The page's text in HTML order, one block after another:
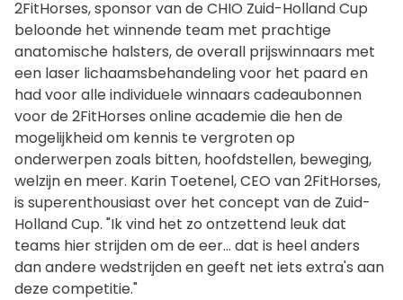
2FitHorses, sponsor van de CHIO Zuid-Holland Cup
beloonde het winnende team met prachtige
anatomische halsters, de overall prijswinnaars met
een laser lichaamsbehandeling voor het paard en
had voor alle individuele winnaars cadeaubonnen
voor de 2FitHorses online academie die hen de
mogelijkheid om kennis te vergroten op
onderwerpen zoals bitten, hoofdstellen, beweging,
welzijn en meer. Karin Toetenel, CEO van 2FitHorses,
is superenthousiast over het concept van de Zuid-
Holland Cup. "Ik vind het zo ontzettend leuk dat
teams hier strijden om de eer... dat is heel anders
dan andere wedstrijden en geeft net iets extra's aan
deze competitie."